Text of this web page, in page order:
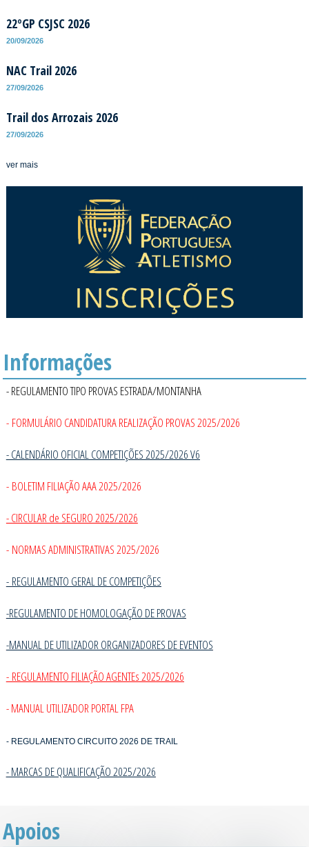
22ºGP CSJSC 2026
20/09/2026
NAC Trail 2026
27/09/2026
Trail dos Arrozais 2026
27/09/2026
ver mais
Informações
- REGULAMENTO TIPO PROVAS ESTRADA/MONTANHA
- FORMULÁRIO CANDIDATURA REALIZAÇÃO PROVAS 2025/2026
- CALENDÁRIO OFICIAL COMPETIÇÕES 2025/2026 V6
- BOLETIM FILIAÇÃO AAA 2025/2026
- CIRCULAR de SEGURO 2025/2026
- NORMAS ADMINISTRATIVAS 2025/2026
- REGULAMENTO GERAL DE COMPETIÇÕES
-REGULAMENTO DE HOMOLOGAÇÃO DE PROVAS
-MANUAL DE UTILIZADOR ORGANIZADORES DE EVENTOS
- REGULAMENTO FILIAÇÃO AGENTEs 2025/2026
- MANUAL UTILIZADOR PORTAL FPA
- REGULAMENTO CIRCUITO 2026 DE TRAIL
- MARCAS DE QUALIFICAÇÃO 2025/2026
Apoios